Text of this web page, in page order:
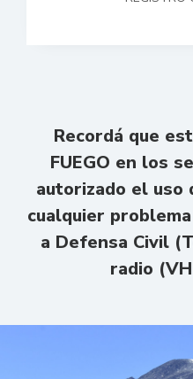
Recordá que
FUEGO en los
autorizado el uso
cualquier
a Defensa Civil
radio